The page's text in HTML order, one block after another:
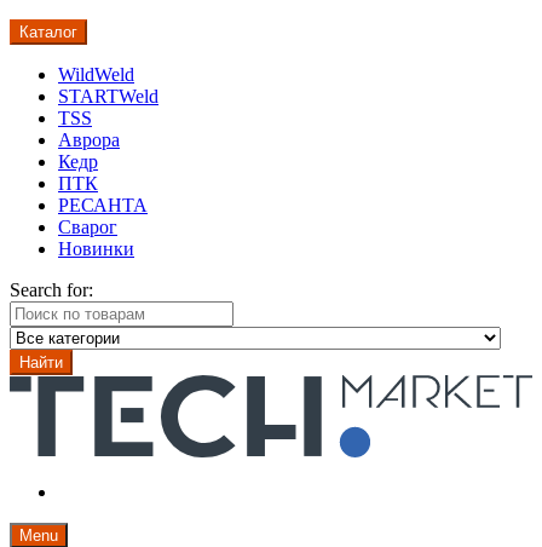
Каталог
WildWeld
STARTWeld
TSS
Аврора
Кедр
ПТК
РЕСАНТА
Сварог
Новинки
Search for:
Найти
Menu